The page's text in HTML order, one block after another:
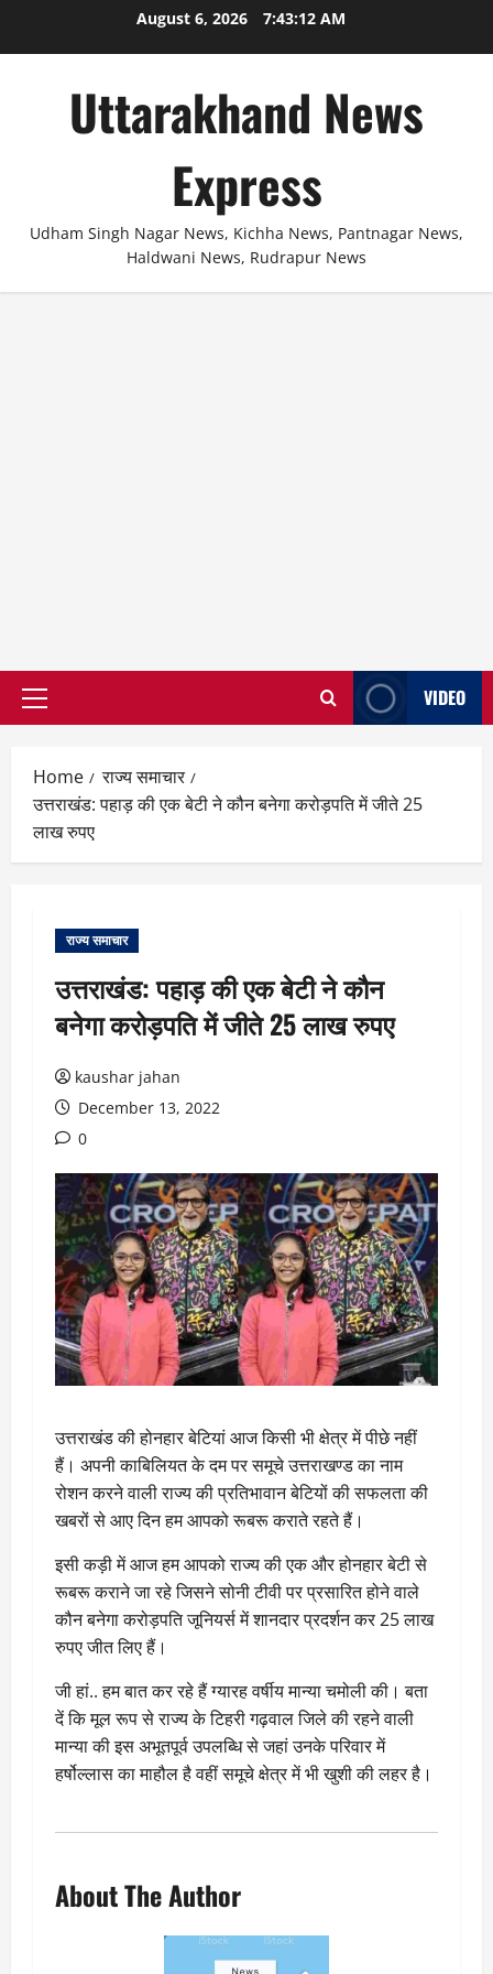
August 6, 2026 7:43:12 AM
Uttarakhand News
Express
Udham Singh Nagar News, Kichha News, Pantnagar News,
Haldwani News, Rudrapur News
Primary
VIDEO
Home
राज्य समाचार
उत्तराखंड: पहाड़ की एक बेटी ने कौन बनेगा करोड़पति में जीते 25
लाख रुपए
राज्य समाचार
उत्तराखंड: पहाड़ की एक बेटी ने कौन
बनेगा करोड़पति में जीते 25 लाख रुपए
kaushar jahan
December 13, 2022
0
उत्तराखंड की होनहार बेटियां आज किसी भी क्षेत्र में पीछे नहीं
हैं। अपनी काबिलियत के दम पर समूचे उत्तराखण्ड का नाम
रोशन करने वाली राज्य की प्रतिभावान बेटियों की सफलता की
खबरों से आए दिन हम आपको रूबरू कराते रहते हैं।
इसी कड़ी में आज हम आपको राज्य की एक और होनहार बेटी से
रूबरू कराने जा रहे जिसने सोनी टीवी पर प्रसारित होने वाले
कौन बनेगा करोड़पति जूनियर्स में शानदार प्रदर्शन कर 25 लाख
रुपए जीत लिए हैं।
जी हां.. हम बात कर रहे हैं ग्यारह वर्षीय मान्या चमोली की। बता
दें कि मूल रूप से राज्य के टिहरी गढ़वाल जिले की रहने वाली
मान्या की इस अभूतपूर्व उपलब्धि से जहां उनके परिवार में
हर्षोल्लास का माहौल है वहीं समूचे क्षेत्र में भी खुशी की लहर है।
About The Author